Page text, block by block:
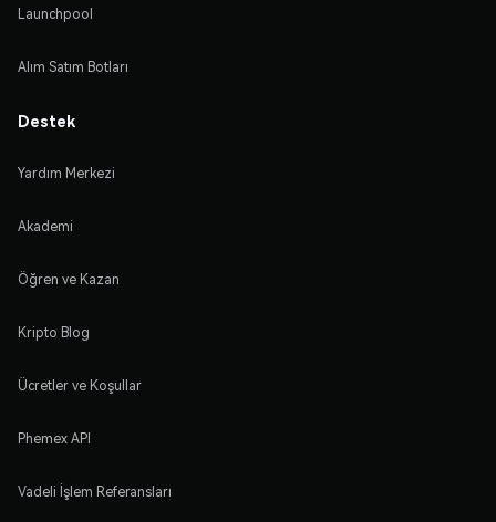
Launchpool
Alım Satım Botları
Destek
Yardım Merkezi
Akademi
Öğren ve Kazan
Kripto Blog
Ücretler ve Koşullar
Phemex API
Vadeli İşlem Referansları